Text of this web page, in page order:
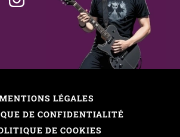
LÉGALES
DE CONFIDENTIALITÉ
DE COOKIES